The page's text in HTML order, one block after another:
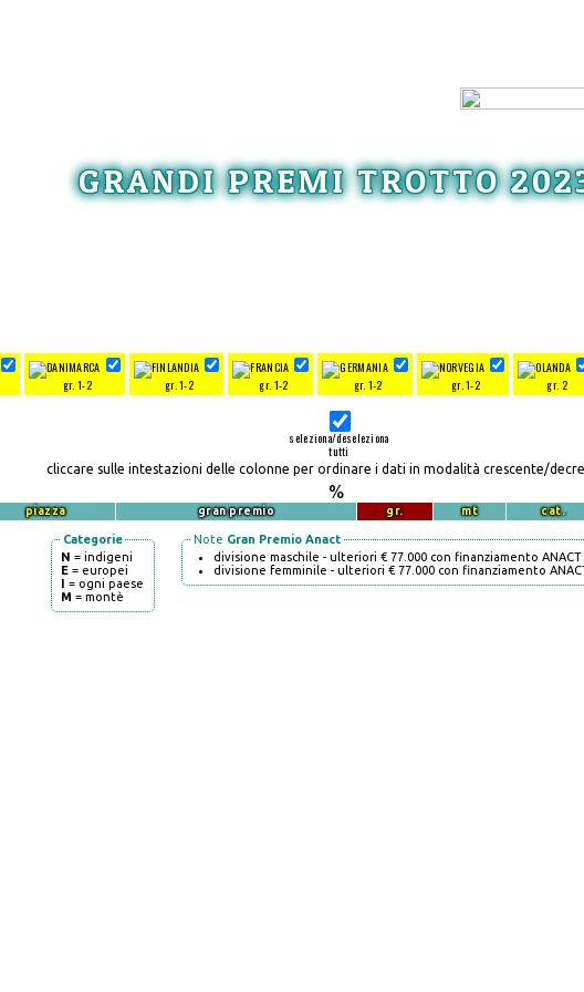
GRANDI PREMI TROTTO
gr. 1-2 gr. 1-2 gr. 1-2 gr. 1-2 gr. 1-2 gr. 2
seleziona/deseleziona
tutti
cliccare sulle intestazioni delle colonne per ordinare i dati in modalità crescente/
%
piazza gran premio gr. mt cat.
Categorie
N = indigeni
E = europei
I = ogni paese
M = montè
Note Gran Premio Anact
divisione maschile - ulteriori € 77.000 con finanziamento ANACT
divisione femminile - ulteriori € 77.000 con finanziamento